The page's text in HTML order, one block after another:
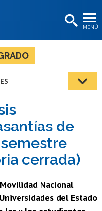
MENÚ
os
os
os
de
cerrada)
Nacional
del Estado